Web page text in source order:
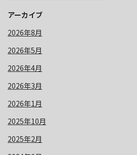
アーカイブ
2026年8月
2026年5月
2026年4月
2026年3月
2026年1月
2025年10月
2025年2月